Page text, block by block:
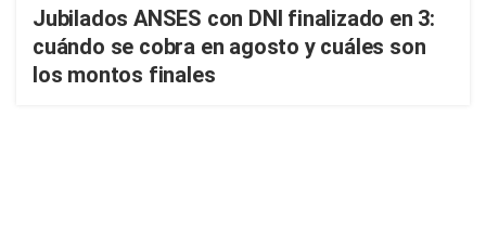
Jubilados ANSES con DNI finalizado en 3:
cuándo se cobra en agosto y cuáles son
los montos finales